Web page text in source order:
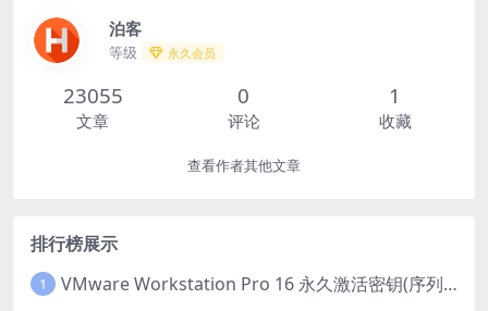
泊客
等级 永久会员
23055
文章
0
评论
1
收藏
查看作者其他文章
排行榜展示
1 VMware Workstation Pro 16 永久激活密钥(序列号)